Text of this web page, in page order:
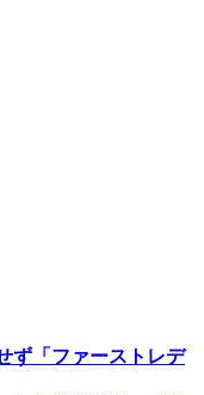
ず「ファーストレデ